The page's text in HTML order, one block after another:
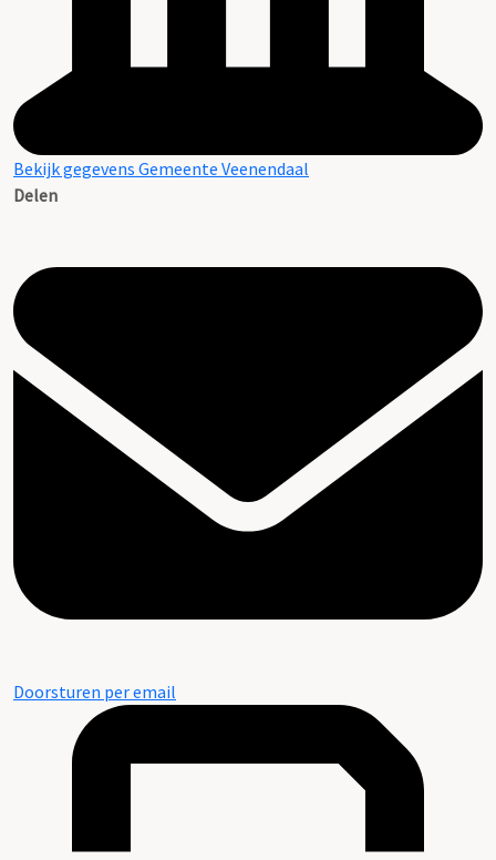
Bekijk gegevens Gemeente Veenendaal
Delen
Doorsturen per email